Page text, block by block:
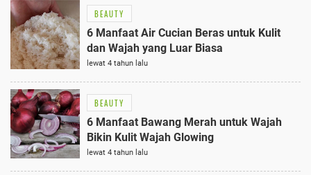
BEAUTY
6 Manfaat Air Cucian Beras untuk Kulit
dan Wajah yang Luar Biasa
lewat 4 tahun lalu
BEAUTY
6 Manfaat Bawang Merah untuk Wajah
Bikin Kulit Wajah Glowing
lewat 4 tahun lalu